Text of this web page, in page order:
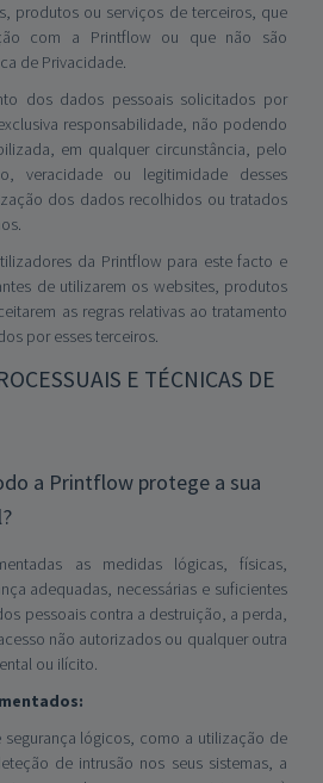
produtos ou serviços de terceiros, que
com a Printflow ou que não são
de Privacidade.
dos dados pessoais solicitados por
responsabilidade, não podendo
em qualquer circunstância, pelo
veracidade ou legitimidade desses
dos dados recolhidos ou tratados
da Printflow para este facto e
de utilizarem os websites, produtos
as regras relativas ao tratamento
por esses terceiros.
E TÉCNICAS DE
a Printflow protege a sua
as medidas lógicas, físicas,
adequadas, necessárias e suficientes
pessoais contra a destruição, a perda,
não autorizados ou qualquer outra
ou ilícito.
lógicos, como a utilização de
de intrusão nos seus sistemas, a